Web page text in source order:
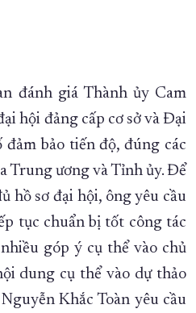
đánh giá Thành ủy Cam
hội đảng cấp cơ sở và Đại
bảo tiến độ, đúng các
Trung ương và Tỉnh ủy. Để
hồ sơ đại hội, ông yêu cầu
tục chuẩn bị tốt công tác
góp ý cụ thể vào chủ
dung cụ thể vào dự thảo
Khắc Toàn yêu cầu